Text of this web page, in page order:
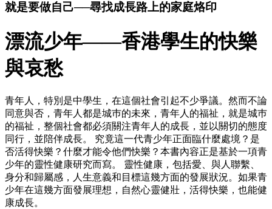
就是要做自己──尋找成長路上的家庭烙印
漂流少年——香港學生的快樂
與哀愁
青年人，特別是中學生，在這個社會引起不少爭議。然而不論
同意與否，青年人都是城巿的未來，青年人的福祉，就是城巿
的福祉，整個社會都必須關注青年人的成長，並以關切的態度
同行，並陪伴成長。 究竟這一代青少年正面臨什麼處境？是
否活得快樂？什麼才能令他們快樂？本書內容正是基於一項青
少年的靈性健康研究而寫。 靈性健康，包括愛、與人聯繫、
身分和歸屬感，人生意義和目標這幾方面的發展狀況。如果青
少年在這幾方面發展理想，自然心靈健壯，活得快樂，也能健
康成長。